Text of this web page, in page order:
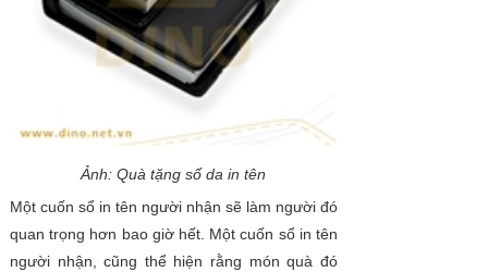
Ảnh: Quà tặng sổ da in tên
Một cuốn sổ in tên người nhận sẽ làm người đó
quan trọng hơn bao giờ hết. Một cuốn sổ in tên
người nhận, cũng thể hiện rằng món quà đó